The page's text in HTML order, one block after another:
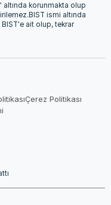
korunmakta olup
ismi altında
BIST'e ait olup, tekrar
Çerez Politikası